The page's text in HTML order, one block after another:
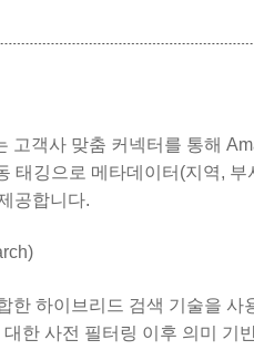
객사 맞춤 커넥터를 통해
태깅으로 메타데이터(지역,
공합니다.
한 하이브리드 검색 기술을
한 사전 필터링 이후 의미 기